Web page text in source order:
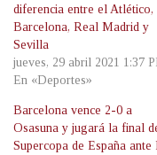
diferencia entre el Atlético,
Barcelona, Real Madrid y
Sevilla
jueves, 29 abril 2021 1:37
En «Deportes»
Barcelona vence 2-0 a
Osasuna y jugará la final
Supercopa de España ante